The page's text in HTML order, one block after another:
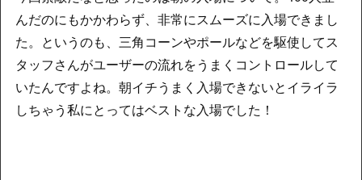
んだのにもかかわらず、非常にスムーズに入場できまし
た。というのも、三角コーンやポールなどを駆使してス
タッフさんがユーザーの流れをうまくコントロールして
いたんですよね。朝イチうまく入場できないとイライラ
しちゃう私にとってはベストな入場でした！